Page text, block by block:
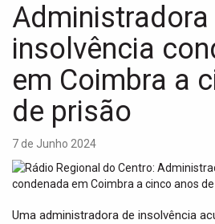
Administradora
insolvência
em Coimbra a
de prisão
7 de Junho 2024
Uma administradora de insolvência